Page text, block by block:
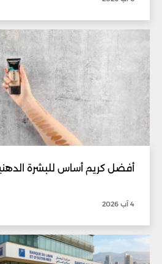
أفضل كريم أساس للبشرة
4 آب 2026